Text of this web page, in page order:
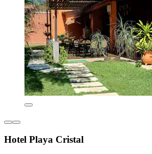
Hotel Playa Cristal